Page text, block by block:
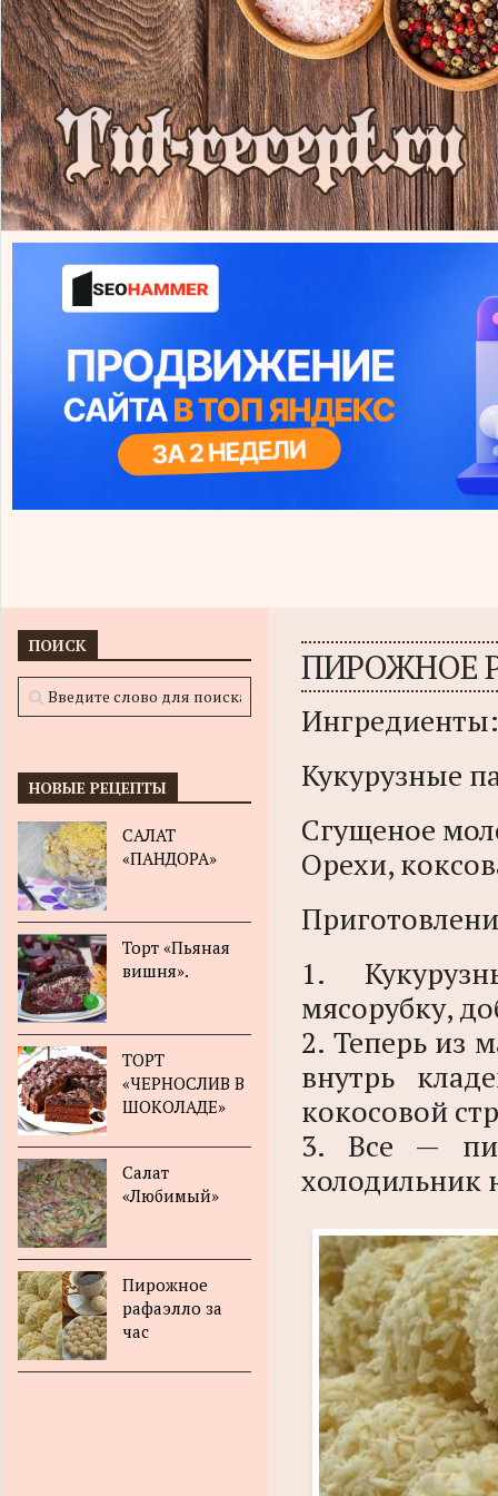
ПИРОЖНОЕ
Ингредиенты:
Кукурузные
Сгущеное
Орехи,
1.
мясорубку,
2. Теперь из
внутрь
кокосовой
3. Все —
холодильник
ПОИСК
НОВЫЕ РЕЦЕПТЫ
САЛАТ
«ПАНДОРА»
Торт «Пьяная
вишня».
ТОРТ
«ЧЕРНОСЛИВ В
ШОКОЛАДЕ»
Салат
«Любимый»
Пирожное
рафаэлло за
час